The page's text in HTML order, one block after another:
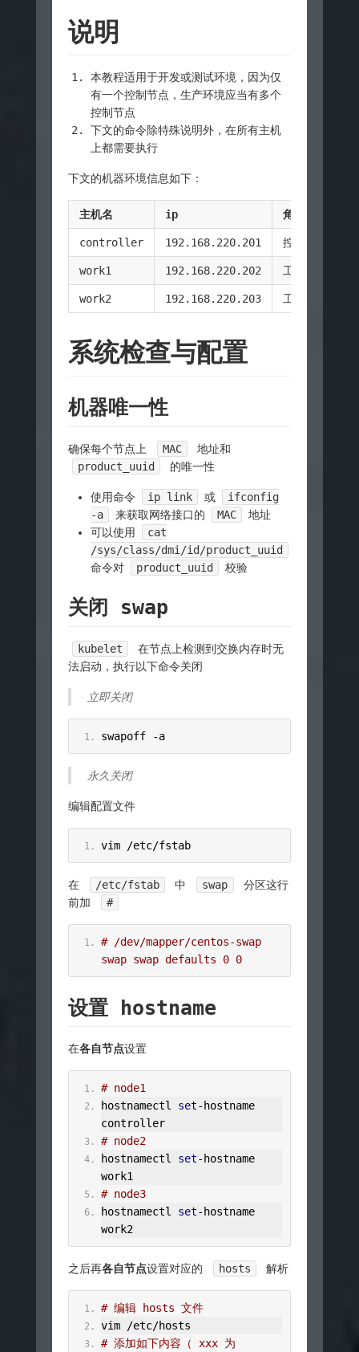
说明
本教程适用于开发或测试环境，因为仅
有一个控制节点，生产环境应当有多个
控制节点
下文的命令除特殊说明外，在所有主机
上都需要执行
下文的机器环境信息如下：
主机名 ip 角色
controller 192.168.220.201 控制节点
work1 192.168.220.202 工作节点
work2 192.168.220.203 工作节点
系统检查与配置
机器唯一性
确保每个节点上 MAC
地址和
product_uuid
的唯一性
使用命令 ip link 或
ifconfig
-a
来获取网络接口的 MAC
地址
可以使用
cat
/sys/class/dmi/id/product_uuid
命令对
product_uuid 校验
关闭 swap
kubelet
在节点上检测到交换内存时无
法启动，执行以下命令关闭
立即关闭
swapoff -a
永久关闭
编辑配置文件
vim /etc/fstab
在 /etc/fstab 中 swap
分区这行
前加
#
# /dev/mapper/centos-swap
swap swap defaults 0 0
设置 hostname
在各自节点设置
# node1
hostnamectl set- hostname
controller
# node2
hostnamectl set- hostname
work1
# node3
hostnamectl set- hostname
work2
之后再各自节点设置对应的 hosts 解析
# 编辑 hosts 文件
vim /etc/hosts
# 添加如下内容（ xxx 为